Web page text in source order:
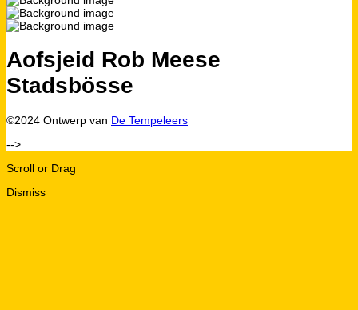
Aofsjeid Rob Meese
Stadsbösse
©2024 Ontwerp van De Tempeleers
-->
Scroll or Drag
Dismiss